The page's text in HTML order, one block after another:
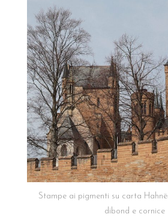
Stampe ai pigmenti su carta
dibond e cornice